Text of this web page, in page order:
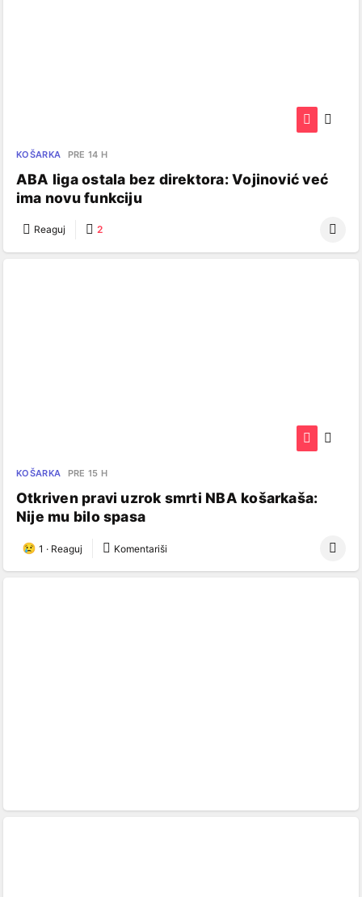
KOŠARKA PRE 14 H
ABA liga ostala bez direktora: Vojinović već
ima novu funkciju
Reaguj 2
KOŠARKA PRE 15 H
Otkriven pravi uzrok smrti NBA košarkaša:
Nije mu bilo spasa
1 · Reaguj Komentariši